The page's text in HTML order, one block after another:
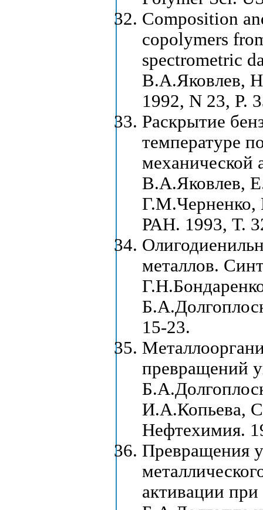
Composition
copolymers
spectrometric
В.А.Яковлев,
1992, N 23, P.
Раскрытие
температуре
механической
В.А.Яковлев,
Г.М.Черненко,
РАН. 1993, Т.
металлов.
15-23.
превращений
И.А.Копьева,
Нефтехимия.
Превращения
активации